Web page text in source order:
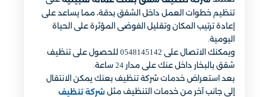
تنظيم خطوات العمل داخل الشقق بدقة، مما يساعد على
إعادة ترتيب المكان وتقليل الفوضى المؤثرة على الحياة
اليومية.
ويمكنك الاتصال على 0548145142 للحصول على تنظيف
شقق بالبخار داخل عنك على مدار 24 ساعة.
بعد استعراض خدمات شركة تنظيف بعنك يمكن الانتقال
إلى جانب آخر من خدمات التنظيف مثل شركة تنظيف